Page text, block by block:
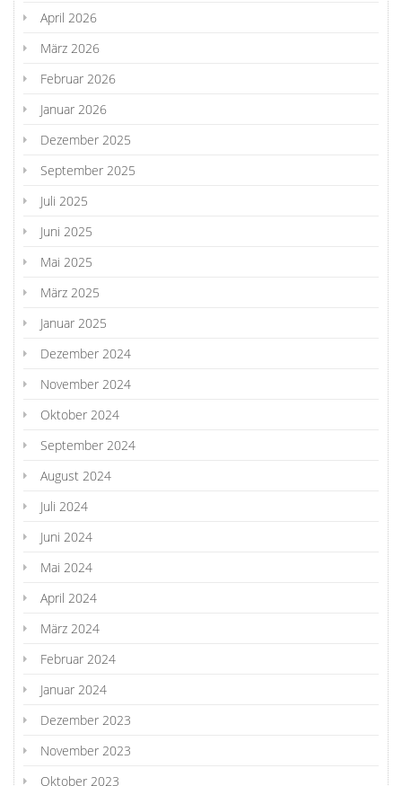
April 2026
März 2026
Februar 2026
Januar 2026
Dezember 2025
September 2025
Juli 2025
Juni 2025
Mai 2025
März 2025
Januar 2025
Dezember 2024
November 2024
Oktober 2024
September 2024
August 2024
Juli 2024
Juni 2024
Mai 2024
April 2024
März 2024
Februar 2024
Januar 2024
Dezember 2023
November 2023
Oktober 2023